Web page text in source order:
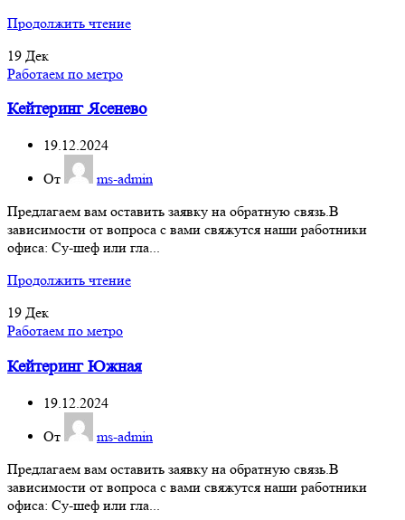
Продолжить чтение
19 Дек
Работаем по метро
Кейтеринг Ясенево
19.12.2024
От
ms-admin
Предлагаем вам оставить заявку на обратную связь.В
зависимости от вопроса с вами свяжутся наши работники
офиса: Су-шеф или гла...
Продолжить чтение
19 Дек
Работаем по метро
Кейтеринг Южная
19.12.2024
От
ms-admin
Предлагаем вам оставить заявку на обратную связь.В
зависимости от вопроса с вами свяжутся наши работники
офиса: Су-шеф или гла...